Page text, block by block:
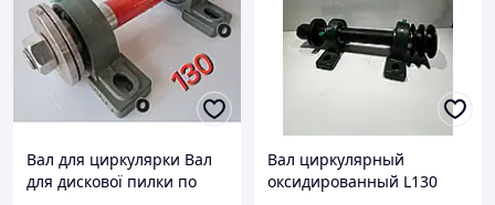
Вал для циркулярки Вал
для дискової пилки по
Вал циркулярный
оксидированный L130